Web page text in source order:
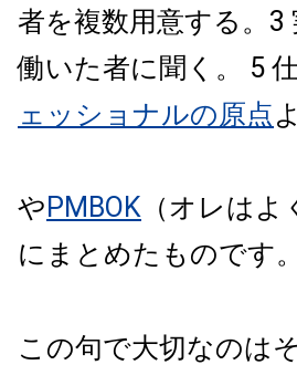
者を複数用意する。3
働いた者に聞く。 5
ェッショナルの原点
や PMBOK （オレは
にまとめたものです。
この句で大切なのは